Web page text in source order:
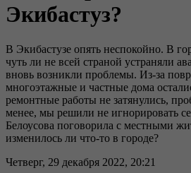
Экибастуз?
В Экибастузе опять неспокойно. В
чуть ли не всей страной устраняли
вновь возникли проблемы. Из-за
многоэтажные и частные дома
ремонтные работы не затянулись,
менее, мы решили не игнорировать
Белоусова поговорила с местными
изменилось ли что-то в городе?
Четверг, 29 декабря 2022, 20:21